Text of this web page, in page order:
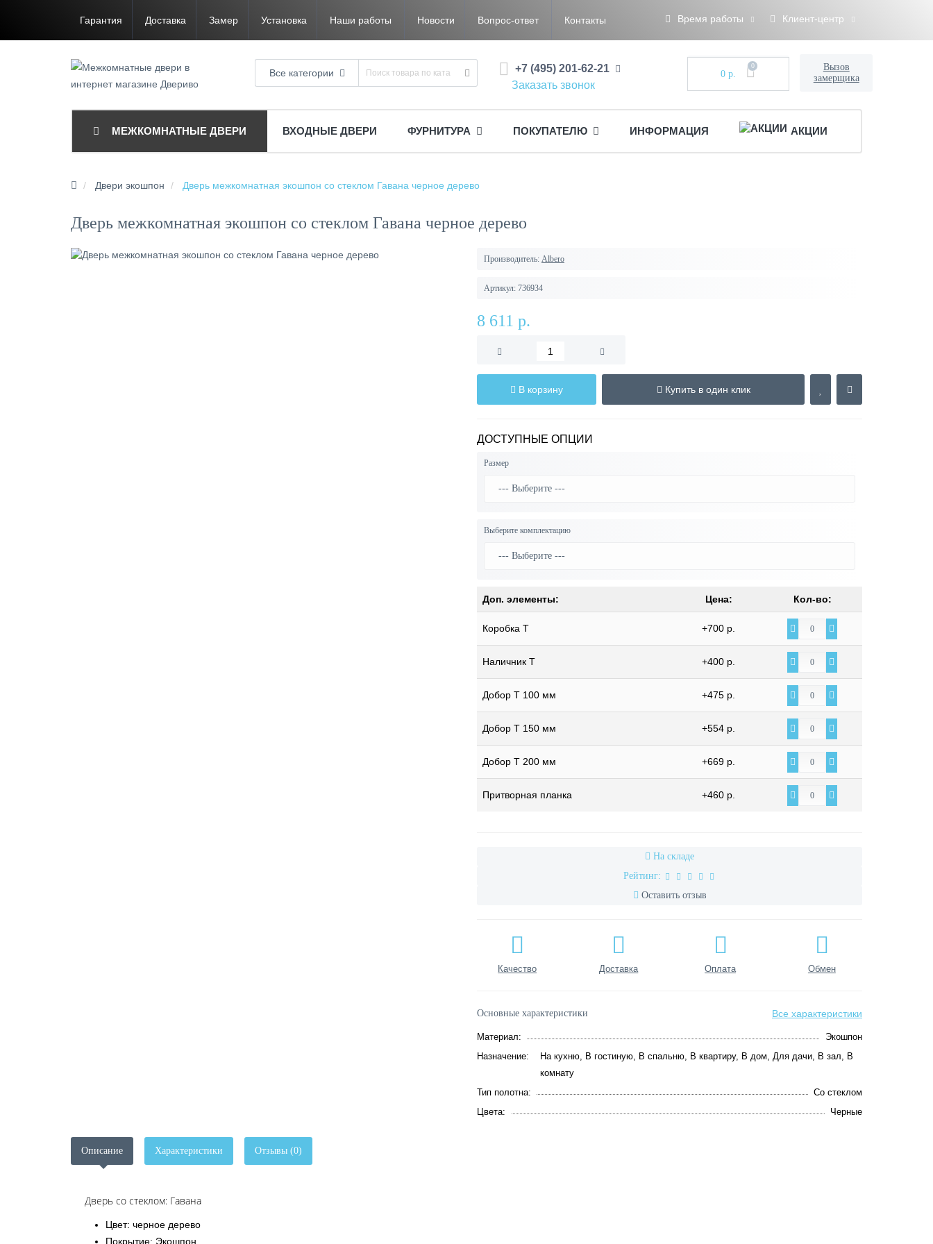
Гарантия Доставка Замер Установка Наши работы Новости Вопрос-ответ Контакты Время работы Клиент-центр
Все категории
+7 (495) 201-62-21
Заказать звонок
0 р.
0
Вызов
замерщика
МЕЖКОМНАТНЫЕ ДВЕРИ ВХОДНЫЕ ДВЕРИ ФУРНИТУРА ПОКУПАТЕЛЮ ИНФОРМАЦИЯ АКЦИИ
Двери экошпон Дверь межкомнатная экошпон со стеклом Гавана черное дерево
Дверь межкомнатная экошпон со стеклом Гавана черное дерево
Производитель: Albero
Артикул: 736934
8 611 р.
В корзину Купить в один клик
ДОСТУПНЫЕ ОПЦИИ
Размер
Выберите комплектацию
Доп. элементы: Цена: Кол-во:
Коробка Т +700 р.
Наличник Т +400 р.
Добор Т 100 мм +475 р.
Добор Т 150 мм +554 р.
Добор Т 200 мм +669 р.
Притворная планка +460 р.
На складе
Рейтинг:
Оставить отзыв
Качество Доставка Оплата Обмен
Основные характеристики Все характеристики
Материал:
Экошпон
Назначение:
На кухню, В гостиную, В спальню, В квартиру, В дом, Для дачи, В зал, В
комнату
Тип полотна:
Со стеклом
Цвета:
Черные
Описание Характеристики Отзывы (0)
Дверь со стеклом: Гавана
Цвет: черное дерево
Покрытие: Экошпон